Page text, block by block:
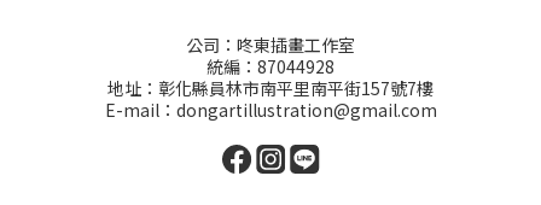
公司：咚東插畫工作室
統編：87044928
地址：彰化縣員林市南平里南平街157號7樓
E-mail：dongartillustration@gmail.com